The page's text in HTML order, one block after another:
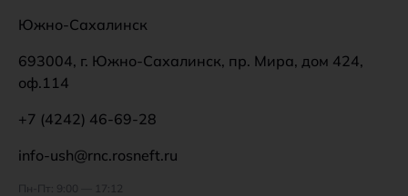
Южно-Сахалинск
693004, г. Южно-Сахалинск, пр. Мира, дом 424,
оф.114
+7 (4242) 46-69-28
info-ush@rnc.rosneft.ru
Пн-Пт: 9:00 — 17:12